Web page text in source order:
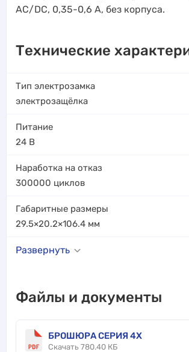
AC/DC, 0,35-0,6 А, без корпуса.
Технические
Тип электрозамка
электрозащёлка
Питание
24 В
Наработка на отказ
300000 циклов
Габаритные размеры
29.5×20.2×106.4 мм
Развернуть
Файлы и документы
БРОШЮРА СЕРИЯ 4X
Скачать 780.40 КБ